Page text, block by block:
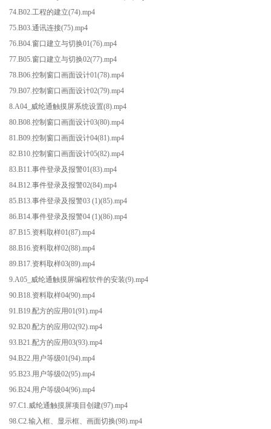
74.B02.工程的建立(74).mp4
75.B03.通讯连接(75).mp4
76.B04.窗口建立与切换01(76).mp4
77.B05.窗口建立与切换02(77).mp4
78.B06.控制窗口画面设计01(78).mp4
79.B07.控制窗口画面设计02(79).mp4
8.A04_威纶通触摸屏系统设置(8).mp4
80.B08.控制窗口画面设计03(80).mp4
81.B09.控制窗口画面设计04(81).mp4
82.B10.控制窗口画面设计05(82).mp4
83.B11.事件登录及报警01(83).mp4
84.B12.事件登录及报警02(84).mp4
85.B13.事件登录及报警03 (1)(85).mp4
86.B14.事件登录及报警04 (1)(86).mp4
87.B15.资料取样01(87).mp4
88.B16.资料取样02(88).mp4
89.B17.资料取样03(89).mp4
9.A05_威纶通触摸屏编程软件的安装(9).mp4
90.B18.资料取样04(90).mp4
91.B19.配方的应用01(91).mp4
92.B20.配方的应用02(92).mp4
93.B21.配方的应用03(93).mp4
94.B22.用户等级01(94).mp4
95.B23.用户等级02(95).mp4
96.B24.用户等级04(96).mp4
97.C1.威纶通触摸屏项目创建(97).mp4
98.C2.输入框、显示框、画面切换(98).mp4